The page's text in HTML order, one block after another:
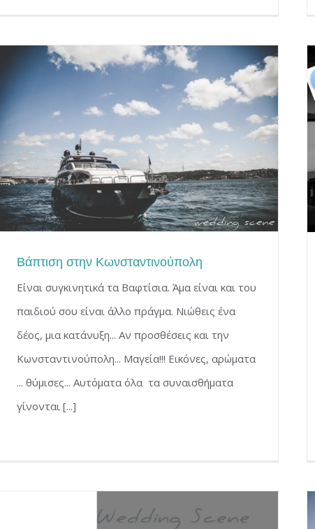
Βάπτιση στην Κωνσταντινούπολη
Eίναι συγκινητικά τα Βαφτίσια. Άμα είναι και του
παιδιού σου είναι άλλο πράγμα. Νιώθεις ένα
δέος, μια κατάνυξη... Αν προσθέσεις και την
Κωνσταντινούπολη... Μαγεία!!! Εικόνες, αρώματα
... θύμισες... Αυτόματα όλα τα συναισθήματα
γίνονται [...]